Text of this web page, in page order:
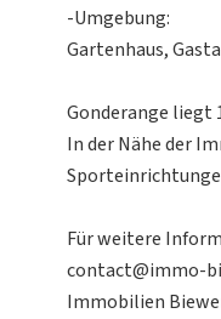
-Umgebung:
Gartenhaus,
Gonderange liegt
In der Nähe der
Für weitere
contact@immo-
Immobilien